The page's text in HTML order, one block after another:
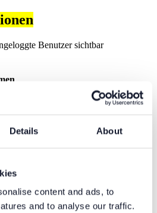
Details About
content and ads, to
and to analyse our traffic.
Benutzer sichtbar
und Planungsunterstützung